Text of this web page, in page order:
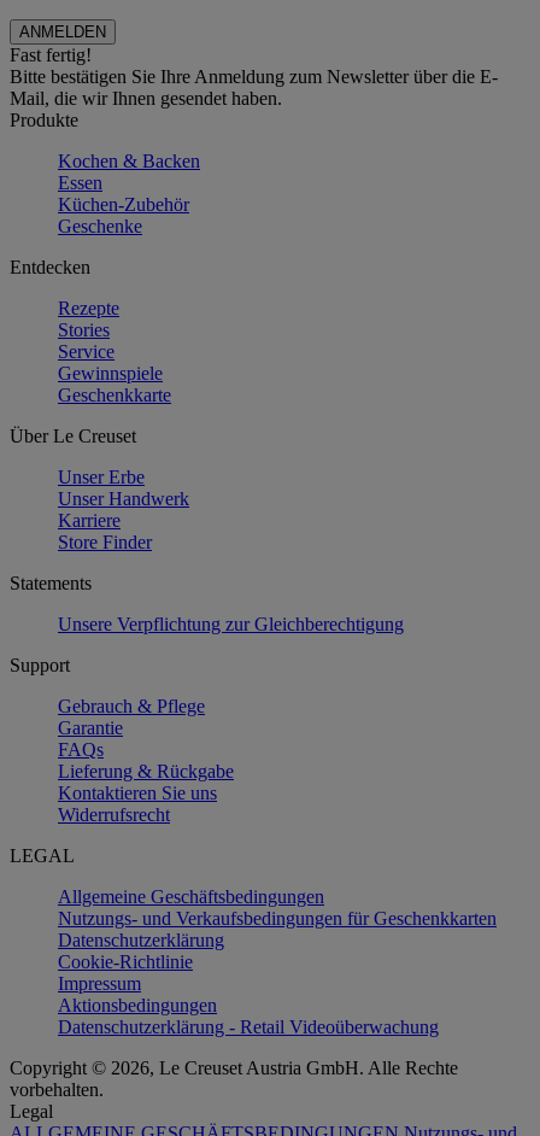
Fast fertig!
Bitte bestätigen Sie Ihre Anmeldung zum Newsletter über die E-
Mail, die wir Ihnen gesendet haben.
Produkte
Kochen & Backen
Essen
Küchen-Zubehör
Geschenke
Entdecken
Rezepte
Stories
Service
Gewinnspiele
Geschenkkarte
Über Le Creuset
Unser Erbe
Unser Handwerk
Karriere
Store Finder
Statements
Unsere Verpflichtung zur Gleichberechtigung
Support
Gebrauch & Pflege
Garantie
FAQs
Lieferung & Rückgabe
Kontaktieren Sie uns
Widerrufsrecht
LEGAL
Allgemeine Geschäftsbedingungen
Nutzungs- und Verkaufsbedingungen für Geschenkkarten
Datenschutzerklärung
Cookie-Richtlinie
Impressum
Aktionsbedingungen
Datenschutzerklärung - Retail Videoüberwachung
Copyright © 2026, Le Creuset Austria GmbH. Alle Rechte
vorbehalten.
Legal